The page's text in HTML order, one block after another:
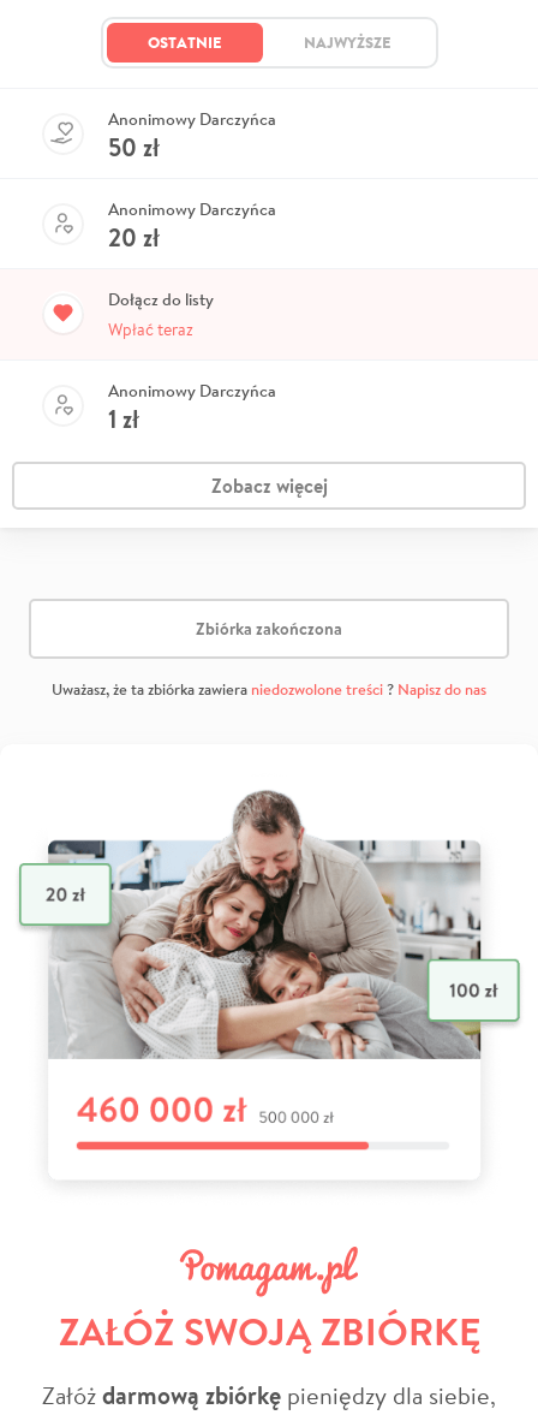
OSTATNIE NAJWYŻSZE
Anonimowy Darczyńca
50 zł
Anonimowy Darczyńca
20 zł
Dołącz do listy
Wpłać teraz
Anonimowy Darczyńca
1 zł
Zobacz więcej
Zbiórka zakończona
Uważasz, że ta zbiórka zawiera niedozwolone treści? Napisz do nas
ZAŁÓŻ SWOJĄ ZBIÓRKĘ
Załóżdarmową zbiórkę pieniędzy dla siebie,